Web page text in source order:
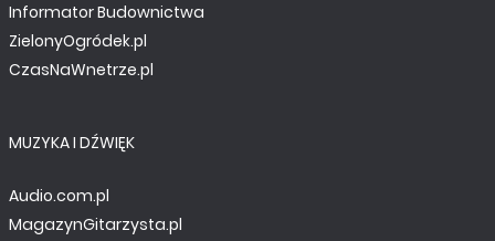
Informator Budownictwa
ZielonyOgródek.pl
CzasNaWnetrze.pl
MUZYKA I DŹWIĘK
Audio.com.pl
MagazynGitarzysta.pl